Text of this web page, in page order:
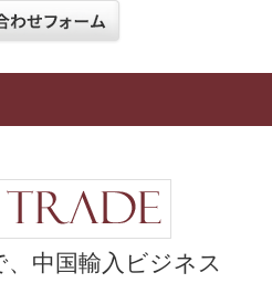
中国輸入ビジネス